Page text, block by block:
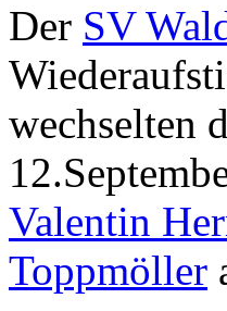
Der SV
wechselten
Valentin
Toppmöller